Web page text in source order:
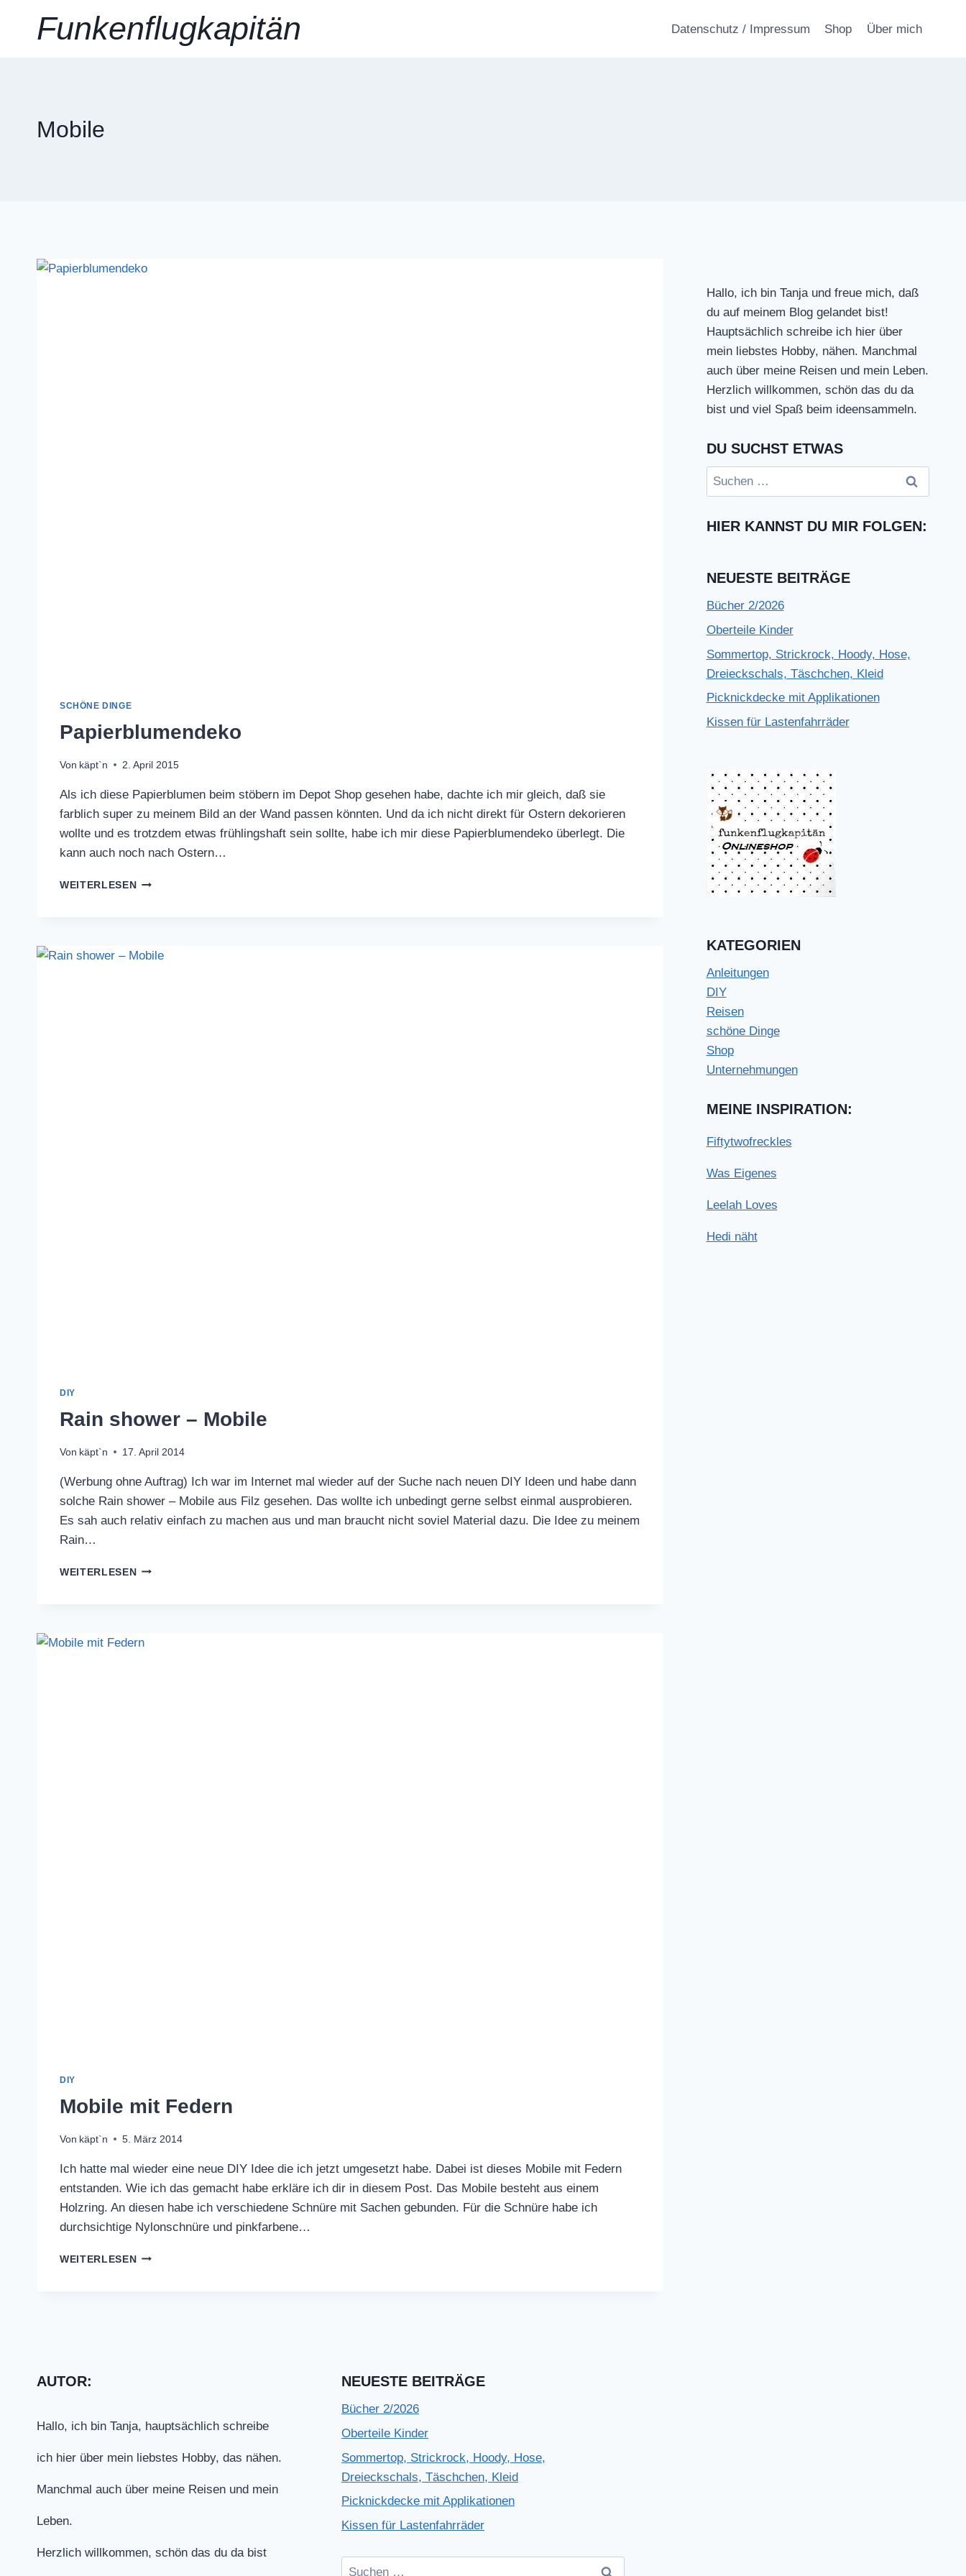
Funkenflugkapitän Datenschutz / Impressum Shop Über mich
Mobile
SCHÖNE DINGE
Papierblumendeko
Von käpt`n 2. April 2015
Als ich diese Papierblumen beim stöbern im Depot Shop gesehen habe, dachte ich mir gleich, daß sie
farblich super zu meinem Bild an der Wand passen könnten. Und da ich nicht direkt für Ostern dekorieren
wollte und es trotzdem etwas frühlingshaft sein sollte, habe ich mir diese Papierblumendeko überlegt. Die
kann auch noch nach Ostern…
WEITERLESENPAPIERBLUMENDEKO
DIY
Rain shower – Mobile
Von käpt`n 17. April 2014
(Werbung ohne Auftrag) Ich war im Internet mal wieder auf der Suche nach neuen DIY Ideen und habe dann
solche Rain shower – Mobile aus Filz gesehen. Das wollte ich unbedingt gerne selbst einmal ausprobieren.
Es sah auch relativ einfach zu machen aus und man braucht nicht soviel Material dazu. Die Idee zu meinem
Rain…
WEITERLESENRAIN
DIY
Mobile mit Federn
Von käpt`n 5. März 2014
Ich hatte mal wieder eine neue DIY Idee die ich jetzt umgesetzt habe. Dabei ist dieses Mobile mit Federn
entstanden. Wie ich das gemacht habe erkläre ich dir in diesem Post. Das Mobile besteht aus einem
Holzring. An diesen habe ich verschiedene Schnüre mit Sachen gebunden. Für die Schnüre habe ich
durchsichtige Nylonschnüre und pinkfarbene…
WEITERLESENMOBILE
Hallo, ich bin Tanja und freue mich, daß
du auf meinem Blog gelandet bist!
Hauptsächlich schreibe ich hier über
mein liebstes Hobby, nähen. Manchmal
auch über meine Reisen und mein Leben.
Herzlich willkommen, schön das du da
bist und viel Spaß beim ideensammeln.
DU SUCHST ETWAS
Suchen
nach:
HIER KANNST DU MIR FOLGEN:
NEUESTE BEITRÄGE
Bücher 2/2026
Oberteile Kinder
Sommertop, Strickrock, Hoody, Hose,
Dreieckschals, Täschchen, Kleid
Picknickdecke mit Applikationen
Kissen für Lastenfahrräder
KATEGORIEN
Anleitungen
DIY
Reisen
schöne Dinge
Shop
Unternehmungen
MEINE INSPIRATION:
Fiftytwofreckles
Was Eigenes
Leelah Loves
Hedi näht
AUTOR:
Hallo, ich bin Tanja, hauptsächlich schreibe
ich hier über mein liebstes Hobby, das nähen.
Manchmal auch über meine Reisen und mein
Leben.
Herzlich willkommen, schön das du da bist
NEUESTE BEITRÄGE
Bücher 2/2026
Oberteile Kinder
Sommertop, Strickrock, Hoody, Hose,
Dreieckschals, Täschchen, Kleid
Picknickdecke mit Applikationen
Kissen für Lastenfahrräder
Suchen